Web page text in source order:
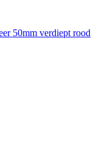
50mm verdiept rood